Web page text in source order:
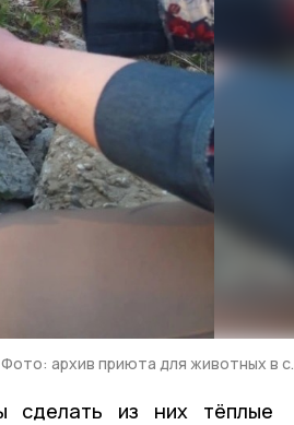
Фото: архив приюта для животных в
сделать из них тёплые